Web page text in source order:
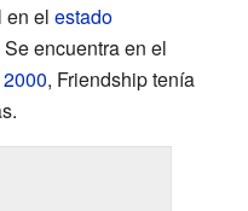
en el estado
Se encuentra en el
2000, Friendship tenía